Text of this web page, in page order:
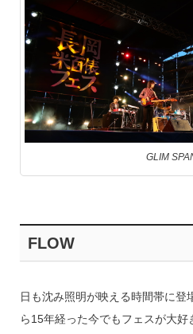
GLIM
FLOW
日も沈み照明が映える時間帯に登
ら15年経った今でもフェスが大